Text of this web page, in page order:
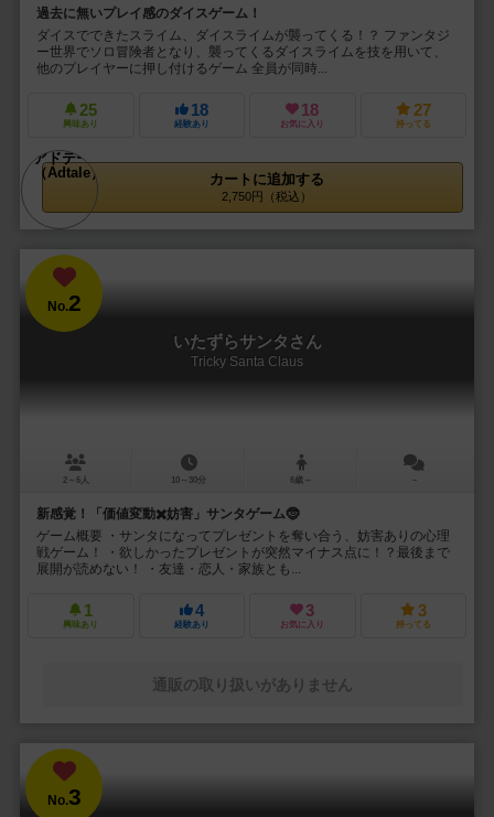
過去に無いプレイ感のダイスゲーム！
ダイスでできたスライム、ダイスライムが襲ってくる！？ ファンタジ
ー世界でソロ冒険者となり、襲ってくるダイスライムを技を用いて、
他のプレイヤーに押し付けるゲーム 全員が同時...
25
興味あり
18
経験あり
18
お気に入り
27
持ってる
カートに追加する
2,750円（税込）
No.2
いたずらサンタさん
Tricky Santa Claus
2～6人 10～30分 6歳～ －
新感覚！「価値変動✖️妨害」サンタゲーム🤶
ゲーム概要 ・サンタになってプレゼントを奪い合う、妨害ありの心理
戦ゲーム！ ・欲しかったプレゼントが突然マイナス点に！？最後まで
展開が読めない！ ・友達・恋人・家族とも...
1
興味あり
4
経験あり
3
お気に入り
3
持ってる
通販の取り扱いがありません
No.3